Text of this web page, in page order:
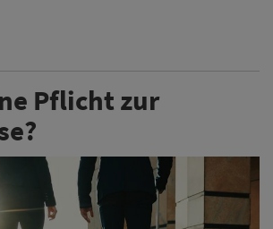
Pflicht zur